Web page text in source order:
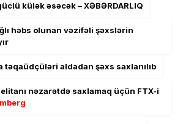
külək əsəcək – XƏBƏRDARLIQ
həbs olunan vəzifəli şəxslərin
təqaüdçüləri aldadan şəxs saxlanılıb
nəzarətdə saxlamaq üçün FTX-i